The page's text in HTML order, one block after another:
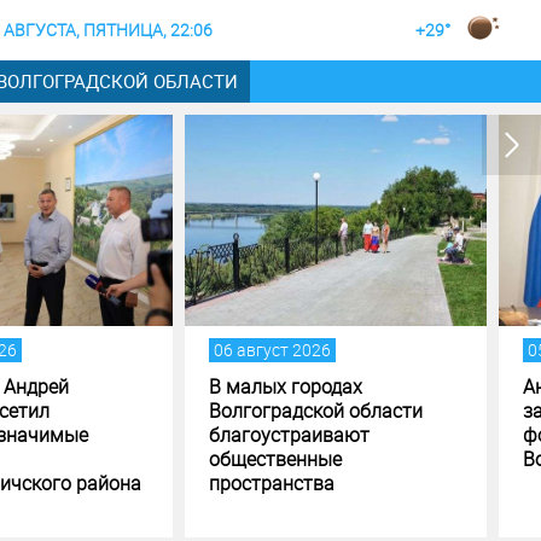
АВГУСТА, ПЯТНИЦА, 22:06 +29°
ОБЛАСТИ
2026
городах
области
05 август 2026
Андрей Бочаров поставил
задачи по исполнению и
формированию бюджета
Волгоградской области